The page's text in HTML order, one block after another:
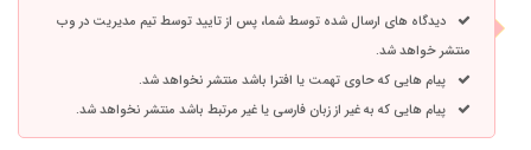
دیدگاه های ارسال شده توسط شما، پس از تایید توسط تیم مدیریت در وب
منتشر خواهد شد.
پیام هایی که حاوی تهمت یا افترا باشد منتشر نخواهد شد.
پیام هایی که به غیر از زبان فارسی یا غیر مرتبط باشد منتشر نخواهد شد.